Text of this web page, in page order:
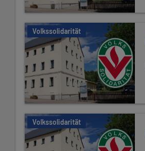
Volkssolidarität
Volkssolidarität